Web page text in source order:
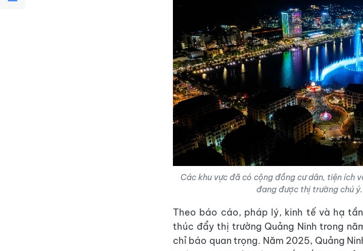
Các khu vực đã có cộng đồng cư dân, tiện ích
đang được thị trường chú ý.
Theo báo cáo, pháp lý, kinh tế và hạ
thúc đẩy thị trường Quảng Ninh trong
chỉ báo quan trọng. Năm 2025, Quảng